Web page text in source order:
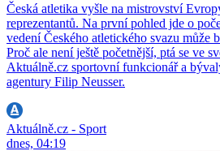
Česká atletika vyšle na mistrovství
reprezentantů. Na první pohled jde o
vedení Českého atletického svazu může
Proč ale není ještě početnější, ptá se ve
Aktuálně.cz sportovní funkcionář a
agentury Filip Neusser.
Aktuálně.cz - Sport
dnes, 04:19